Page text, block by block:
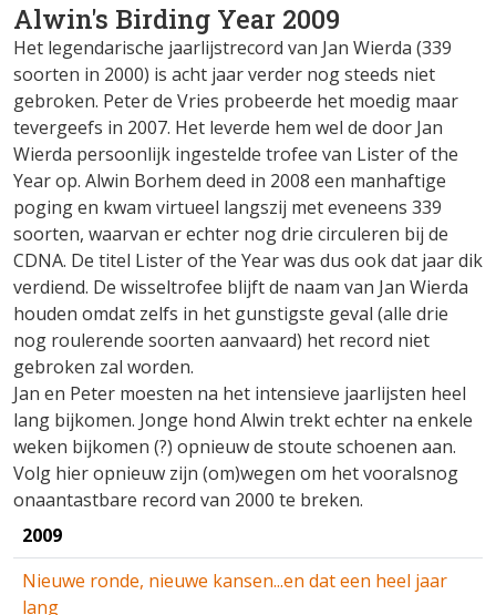
Alwin's Birding Year 2009
Het legendarische jaarlijstrecord van Jan Wierda (339
soorten in 2000) is acht jaar verder nog steeds niet
gebroken. Peter de Vries probeerde het moedig maar
tevergeefs in 2007. Het leverde hem wel de door Jan
Wierda persoonlijk ingestelde trofee van Lister of the
Year op. Alwin Borhem deed in 2008 een manhaftige
poging en kwam virtueel langszij met eveneens 339
soorten, waarvan er echter nog drie circuleren bij de
CDNA. De titel Lister of the Year was dus ook dat jaar dik
verdiend. De wisseltrofee blijft de naam van Jan Wierda
houden omdat zelfs in het gunstigste geval (alle drie
nog roulerende soorten aanvaard) het record niet
gebroken zal worden.
Jan en Peter moesten na het intensieve jaarlijsten heel
lang bijkomen. Jonge hond Alwin trekt echter na enkele
weken bijkomen (?) opnieuw de stoute schoenen aan.
Volg hier opnieuw zijn (om)wegen om het vooralsnog
onaantastbare record van 2000 te breken.
2009
Nieuwe ronde, nieuwe kansen...en dat een heel jaar
lang